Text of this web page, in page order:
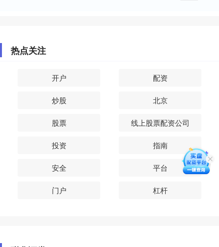
热点关注
开户 配资
炒股 北京
股票 线上股票配资公司
投资 指南
安全 平台
门户 杠杆